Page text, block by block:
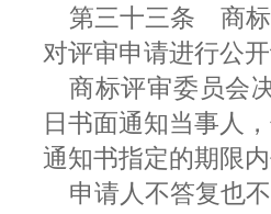
第三十三条 商标
对评审申请进行公
商标评审委员会
日书面通知当事人
通知书指定的期限
申请人不答复也